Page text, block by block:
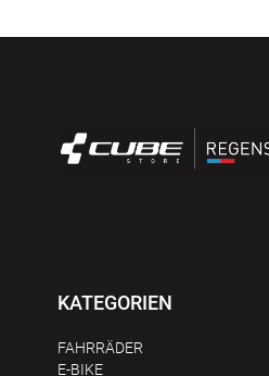
KATEGORIEN
FAHRRÄDER
E-BIKE